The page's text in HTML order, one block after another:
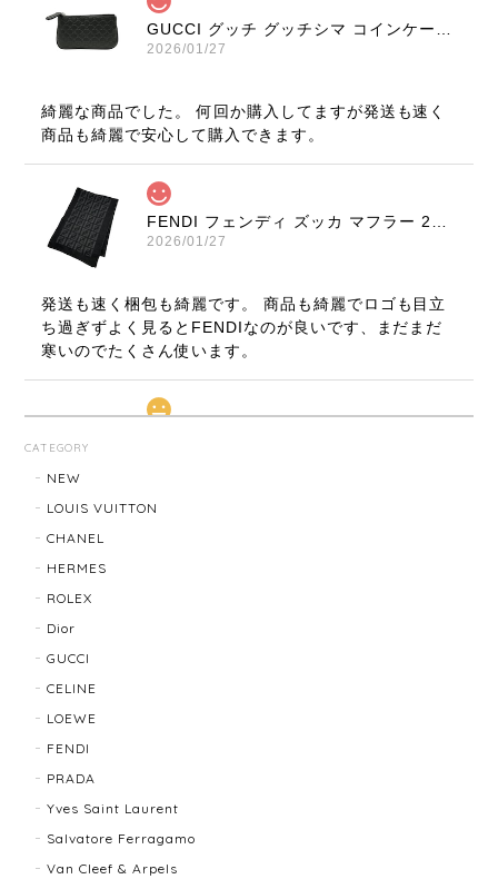
GUCCI グッチ グッチシマ コインケース ブラック 9347-202212
2026/01/27
綺麗な商品でした。 何回か購入してますが発送も速く
商品も綺麗で安心して購入できます。
FENDI フェンディ ズッカ マフラー 22816-202512
2026/01/27
発送も速く梱包も綺麗です。 商品も綺麗でロゴも目立
ち過ぎずよく見るとFENDIなのが良いです、まだまだ
寒いのでたくさん使います。
でした！ありがとうございました。また機会ありまし
たら利用させていただきたいと思いました🙇‍♀️
CATEGORY
NEW
LOUIS VUITTON
CHANEL
HERMES
ROLEX
Dior
GUCCI
CELINE
LOEWE
FENDI
PRADA
Yves Saint Laurent
Salvatore Ferragamo
Van Cleef & Arpels